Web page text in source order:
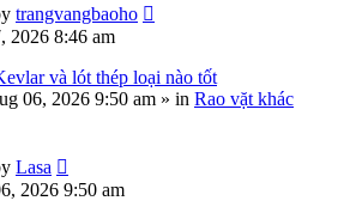
trangvangbaoho
2026 8:46 am
và lót thép loại nào tốt
06, 2026 9:50 am » in Rao vặt khác
Lasa
2026 9:50 am